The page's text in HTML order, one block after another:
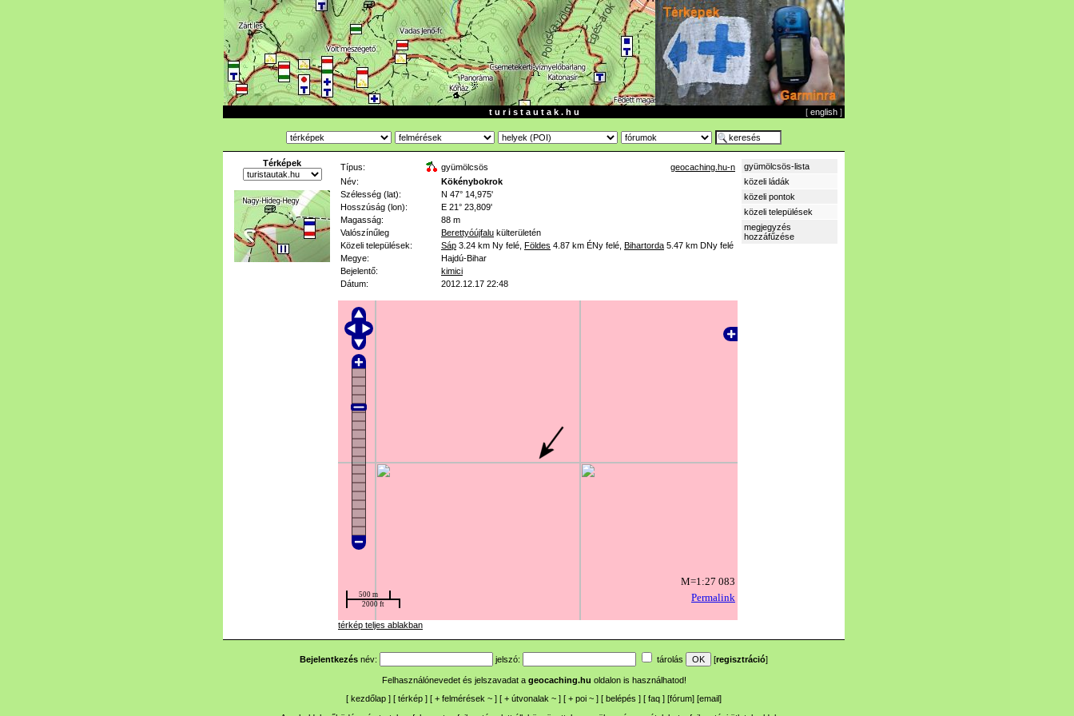
t u r i s t a u t a k . h u [ english ]
Térképek Típus: gyümölcsös
geocaching.hu-n
Név:
Kökénybokrok
Szélesség (lat):
N 47° 14,975'
Hosszúság (lon):
E 21° 23,809'
Magasság:
88 m
Valószínűleg
Berettyóújfalu külterületén
Közeli települések:
Sáp 3.24 km Ny felé Földes 4.87 km ÉNy felé Bihartorda 5.47 km DNy felé
Megye:
Hajdú-Bihar
Bejelentő:
kimici
Dátum:
2012.12.17 22:48
térkép teljes ablakban
gyümölcsös-lista
közeli ládák
közeli pontok
közeli települések
megjegyzés
hozzáfűzése
Bejelentkezés név: jelszó: tárolás [regisztráció]
Felhasználónevedet és jelszavadat a geocaching.hu oldalon is használhatod!
[ kezdőlap ] [ térkép ] [ + felmérések ~ ] [ + útvonalak ~ ] [ + poi ~ ] [ belépés ] [ faq ] [fórum] [email]